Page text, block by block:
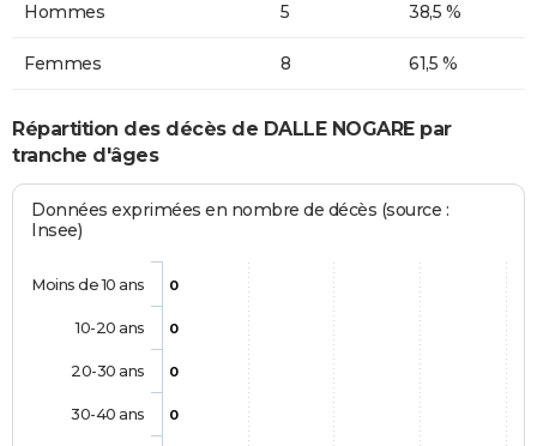
Hommes 5 38,5 %
Femmes 8 61,5 %
Répartition des décès de DALLE NOGARE par
tranche d'âges
Données exprimées en nombre de décès (source :
Insee)
0
0
0
0
Moins de 10 ans
10-20 ans
20-30 ans
30-40 ans